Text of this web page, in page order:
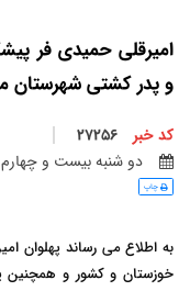
امیرقلی حمیدی فر
و پدر کشتی
کد خبر
دو شنبه بيست و چهارم
چاپ
به اطلاع می رساند پهلوان
خوزستان و کشور و همچنین